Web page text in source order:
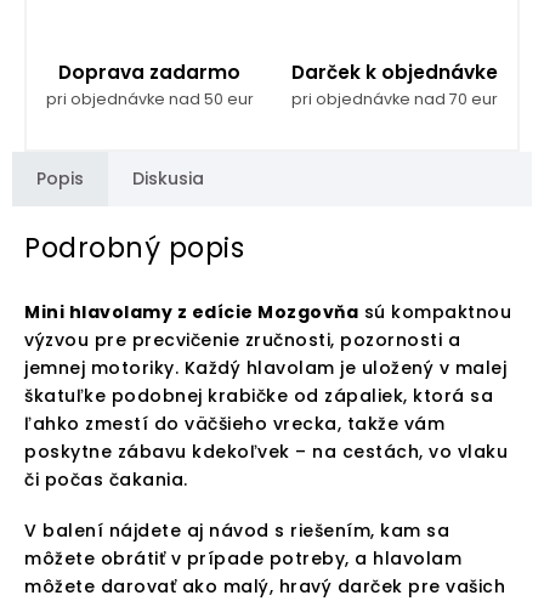
Doprava zadarmo
pri objednávke nad 50 eur
Darček k objednávke
pri objednávke nad 70 eur
Popis Diskusia
Podrobný popis
Mini hlavolamy z edície Mozgovňa sú kompaktnou
výzvou pre precvičenie zručnosti, pozornosti a
jemnej motoriky. Každý hlavolam je uložený v malej
škatuľke podobnej krabičke od zápaliek, ktorá sa
ľahko zmestí do väčšieho vrecka, takže vám
poskytne zábavu kdekoľvek – na cestách, vo vlaku
či počas čakania.
V balení nájdete aj návod s riešením, kam sa
môžete obrátiť v prípade potreby, a hlavolam
môžete darovať ako malý, hravý darček pre vašich